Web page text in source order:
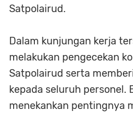
Satpolairud.
Dalam kunjungan kerja
melakukan pengecekan
Satpolairud serta
kepada seluruh personel.
menekankan pentingnya